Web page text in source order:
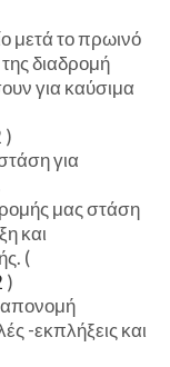
μετά το πρωινό
διαδρομή
για καύσιμα
)
για
μας στάση
και
(
)
-εκπλήξεις και